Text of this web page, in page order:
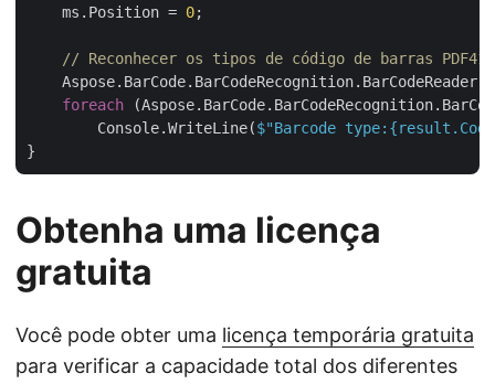
    ms.Position =
0;
// Reconhecer os tipos de código de barras
Aspose.BarCode.BarCodeRecognition.BarCodeReader
foreach
        Console.WriteLine(
$"Barcode type:
Obtenha uma licença
gratuita
Você pode obter uma licença temporária gratuita
para verificar a capacidade total dos diferentes